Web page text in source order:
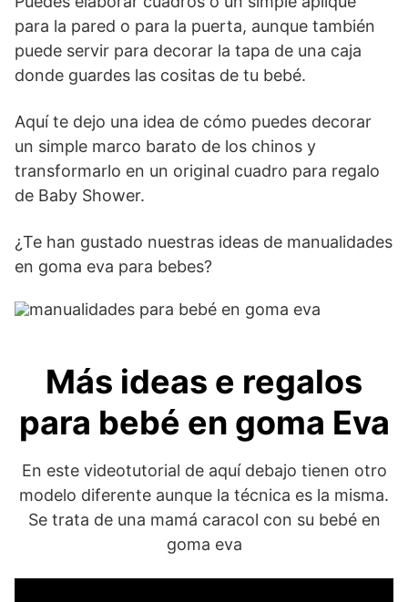
para la pared o para la puerta, aunque también
puede servir para decorar la tapa de una caja
donde guardes las cositas de tu bebé.
Aquí te dejo una idea de cómo puedes decorar
un simple marco barato de los chinos y
transformarlo en un original cuadro para regalo
de Baby Shower.
¿Te han gustado nuestras ideas de manualidades
en goma eva para bebes?
Más ideas e regalos
para bebé en goma Eva
En este videotutorial de aquí debajo tienen otro
modelo diferente aunque la técnica es la misma.
Se trata de una mamá caracol con su bebé en
goma eva